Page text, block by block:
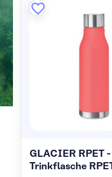
GLACIER RPET -
Trinkflasche